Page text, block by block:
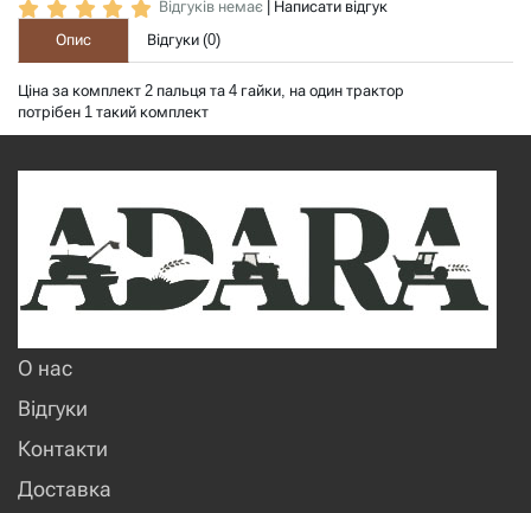
Відгуків немає
Написати відгук
Опис
Відгуки (0)
Ціна за комплект 2 пальця та 4 гайки, на один трактор
потрібен 1 такий комплект
О нас
Відгуки
Контакти
Доставка